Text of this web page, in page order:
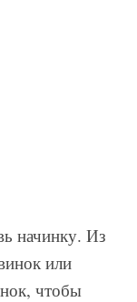
начинку. Из
или
чтобы